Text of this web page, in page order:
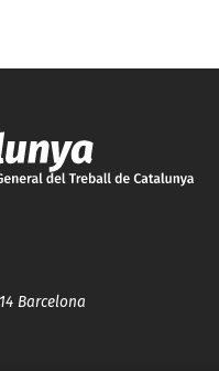
Barcelona